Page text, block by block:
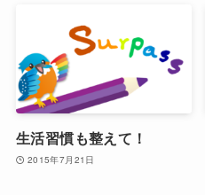
生活習慣も整えて！
2015年7月21日